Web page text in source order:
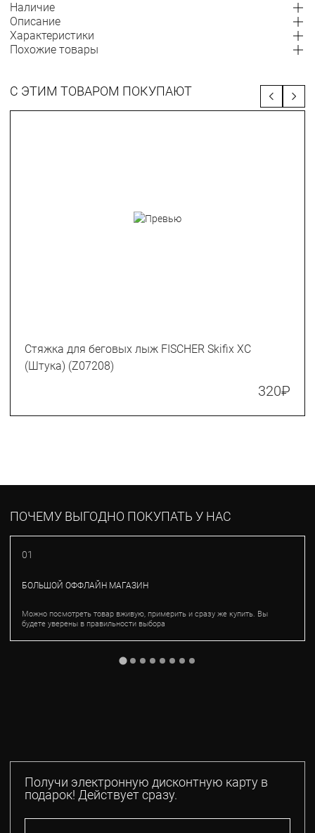
Наличие
Описание
Характеристики
Похожие товары
С ЭТИМ ТОВАРОМ ПОКУПАЮТ
Стяжка для беговых лыж FISCHER Skifix XC
(Штука) (Z07208)
320₽
ПОЧЕМУ ВЫГОДНО ПОКУПАТЬ У НАС
01
БОЛЬШОЙ ОФФЛАЙН МАГАЗИН
Можно посмотреть товар вживую, примерить и сразу же купить. Вы
будете уверены в правильности выбора
Получи электронную дисконтную карту в
подарок! Действует сразу.